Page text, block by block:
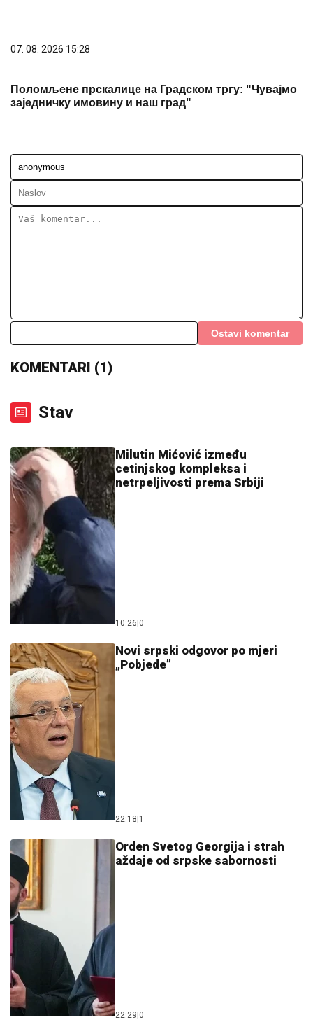
07. 08. 2026 15:28
Поломљене прскалице на Градском тргу: "Чувајмо
заједничку имовину и наш град"
Ostavi komentar
KOMENTARI (1)
Stav
Milutin Mićović između
cetinjskog kompleksa i
netrpeljivosti prema Srbiji
10:26 0
Novi srpski odgovor po mjeri
„Pobjede”
22:18 1
Orden Svetog Georgija i strah
aždaje od srpske sabornosti
22:29 0